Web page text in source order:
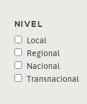
NIVEL
Local
Regional
Nacional
Transnacional